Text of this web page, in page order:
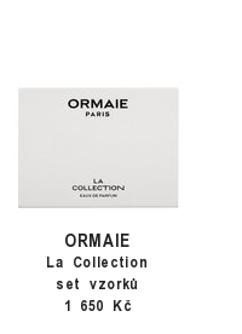
ORMAIE
La Collection
set vzorků
1 650 Kč